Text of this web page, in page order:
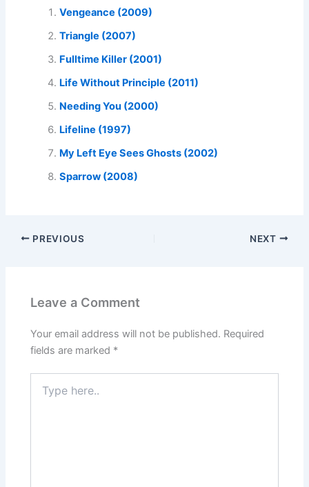
Vengeance (2009)
Triangle (2007)
Fulltime Killer (2001)
Life Without Principle (2011)
Needing You (2000)
Lifeline (1997)
My Left Eye Sees Ghosts (2002)
Sparrow (2008)
PREVIOUS NEXT
Leave a Comment
Your email address will not be published. Required
fields are marked *
here..